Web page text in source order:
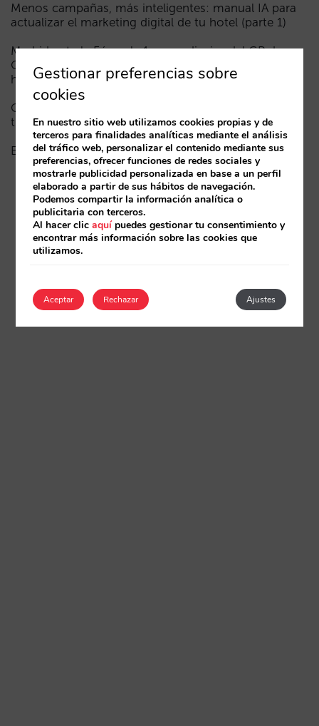
Menos campañas, más inteligentes: manual IA para
actualizar el marketing digital de tu hotel (parte 1)
Madrid ante la Fórmula 1: aprendizajes del GP de
Catalunya y del GP de Ciudad de México para los
hoteles
Cómo aparece un hotel en los asistentes de IA: las
tres capas de visibilidad
El fin de la era “Book on Metasearch”
Gestionar preferencias sobre
cookies
En nuestro sitio web utilizamos cookies propias y de
terceros para finalidades analíticas mediante el análisis
del tráfico web, personalizar el contenido mediante sus
preferencias, ofrecer funciones de redes sociales y
mostrarle publicidad personalizada en base a un perfil
elaborado a partir de sus hábitos de navegación.
Podemos compartir la información analítica o
publicitaria con terceros.
Al hacer clicaquípuedes gestionar tu consentimiento y
encontrar más información sobre las cookies que
utilizamos.
Aceptar Ajustes
Rechazar